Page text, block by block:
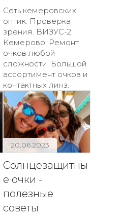
Сеть кемеровских
оптик. Проверка
зрения. ВИЗУС-2
Кемерово. Ремонт
очков любой
сложности. Большой
ассортимент очков и
контактных линз.
20.06.2023
Солнцезащитны
е очки -
полезные
советы